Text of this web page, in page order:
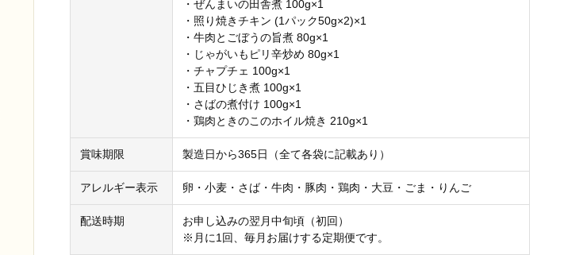
・ぜんまいの田舎煮 100g×1
・照り焼きチキン (1パック50g×2)×1
・牛肉とごぼうの旨煮 80g×1
・じゃがいもピリ辛炒め 80g×1
・チャプチェ 100g×1
・五目ひじき煮 100g×1
・さばの煮付け 100g×1
・鶏肉ときのこのホイル焼き 210g×1
賞味期限 製造日から365日（全て各袋に記載あり）
アレルギー表示 卵・小麦・さば・牛肉・豚肉・鶏肉・大豆・ごま・りんご
配送時期
お申し込みの翌月中旬頃（初回）
※月に1回、毎月お届けする定期便です。